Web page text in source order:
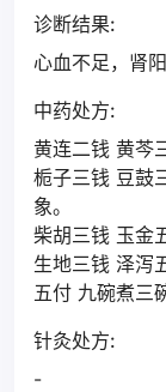
诊断结果:
心血不足，肾阳
中药处方:
黄连二钱 黄芩
栀子三钱 豆鼓
象。
柴胡三钱 玉金
生地三钱 泽泻
五付 九碗煮三
针灸处方:
-